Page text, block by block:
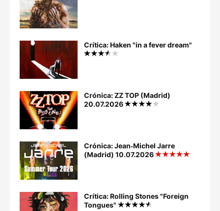
Crítica: Haken "in a fever dream"
Crónica: ZZ TOP (Madrid)
20.07.2026
Crónica: Jean‐Michel Jarre
(Madrid) 10.07.2026
Crítica: Rolling Stones "Foreign
Tongues"